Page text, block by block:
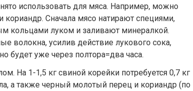
использовать для мяса. Например, можно
Сначала мясо натирают специями,
кольцами луком и заливают минералкой.
волокна, усилив действие лукового сока,
уже через полтора=два часа.
На 1-1,5 кг свиной корейки потребуется 0,7 кг
а также черный молотый перец и кориандр (по